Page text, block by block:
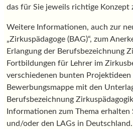
das für Sie jeweils richtige Konzept
Weitere Informationen, auch zur
„Zirkuspädagoge (BAG)“, zum
Erlangung der Berufsbezeichnung
Fortbildungen für Lehrer im
verschiedenen bunten Projektideen
Bewerbungsmappe mit den
Berufsbezeichnung
Informationen zum Thema
und/oder den LAGs in Deutschland.